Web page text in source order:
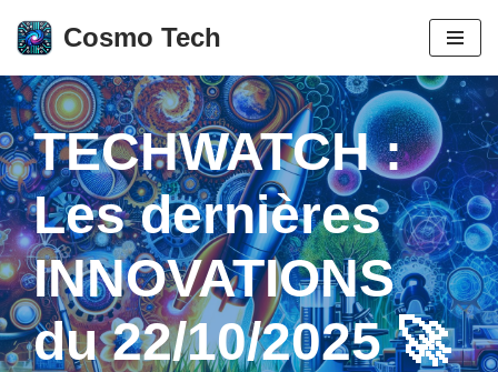
Aller
au
contenu
Cosmo Tech
TECHWATCH :
Les dernières
INNOVATIONS
du 22/10/2025 🚀